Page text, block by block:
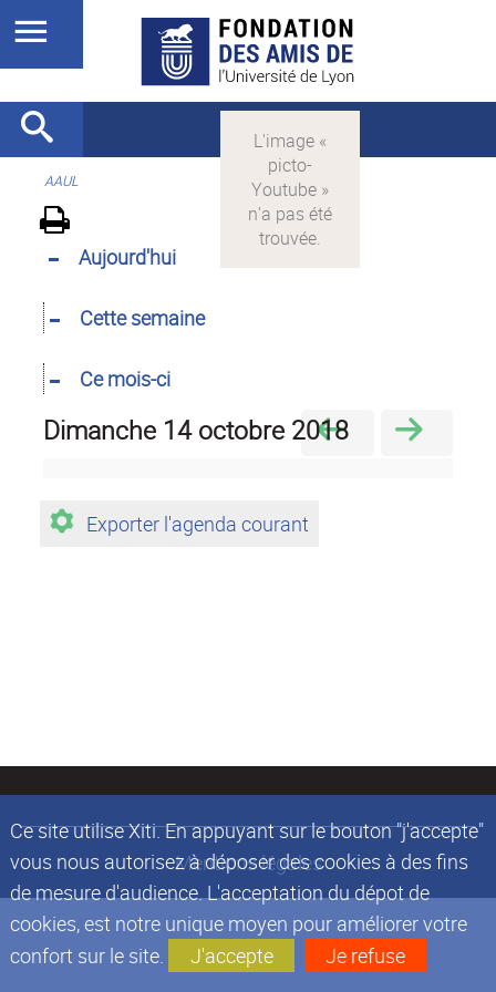
Ce site utilise Xiti. En appuyant sur le bouton "j'accepte"
vous nous autorisez à déposer des cookies à des fins
de mesure d'audience. L'acceptation du dépot de
cookies, est notre unique moyen pour améliorer votre
confort sur le site.
J'accepte Je refuse
AAUL
Aujourd'hui
Cette semaine
Ce mois-ci
dimanche 14 octobre 2018
Exporter l'agenda courant
Mentions légales